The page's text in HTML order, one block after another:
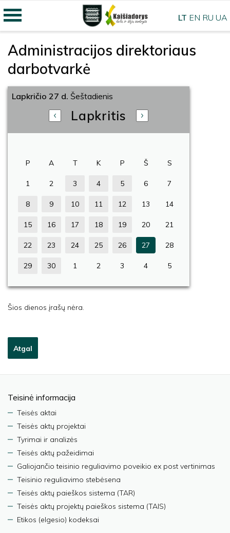
Administracijos direktoriaus
darbotvarkė
Lapkričio 27 d. Šeštadienis
Lapkritis
P A T K P Š S
1 2 3 4 5 6 7
8 9 10 11 12 13 14
15 16 17 18 19 20 21
22 23 24 25 26 27 28
29 30 1 2 3 4 5
Šios dienos įrašų nėra.
Atgal
Teisinė informacija
Teisės aktai
Teisės aktų projektai
Tyrimai ir analizės
Teisės aktų pažeidimai
Galiojančio teisinio reguliavimo poveikio ex post vertinimas
Teisinio reguliavimo stebėsena
Teisės aktų paieškos sistema (TAR)
Teisės aktų projektų paieškos sistema (TAIS)
Etikos (elgesio) kodeksai
LT EN RU UA